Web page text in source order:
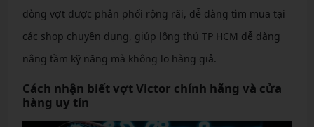
dòng vợt được phân phối rộng rãi, dễ dàng tìm mua tại
các shop chuyên dụng, giúp lông thủ TP HCM dễ dàng
nâng tầm kỹ năng mà không lo hàng giả.
Cách nhận biết vợt Victor chính hãng và cửa
hàng uy tín